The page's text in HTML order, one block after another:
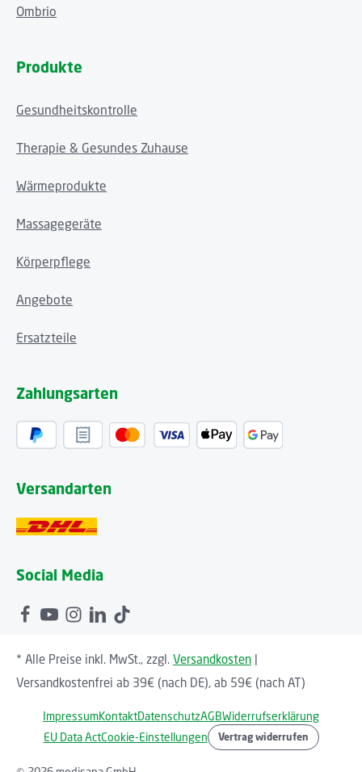
Ombrio
Produkte
Gesundheitskontrolle
Therapie & Gesundes Zuhause
Wärmeprodukte
Massagegeräte
Körperpflege
Angebote
Ersatzteile
Zahlungsarten
Versandarten
Social Media
* Alle Preise inkl. MwSt., zzgl. Versandkosten |
Versandkostenfrei ab 39€ (nach DE), ab 59€ (nach AT)
ImpressumKontaktDatenschutzAGBWiderrufserklärung
EU Data ActCookie-Einstellungen Vertrag widerrufen